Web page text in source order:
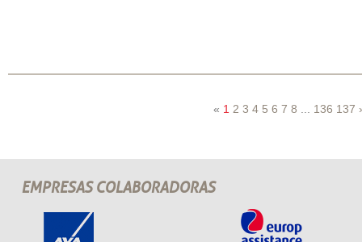
« 1 2 3 4 5 6 7 8 136 137
EMPRESAS COLABORADORAS